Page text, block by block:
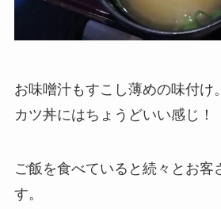
お味噌汁もすこし薄めの味付け。
カツ丼にはちょうどいい感じ！
ご飯を食べていると続々とお客
す。